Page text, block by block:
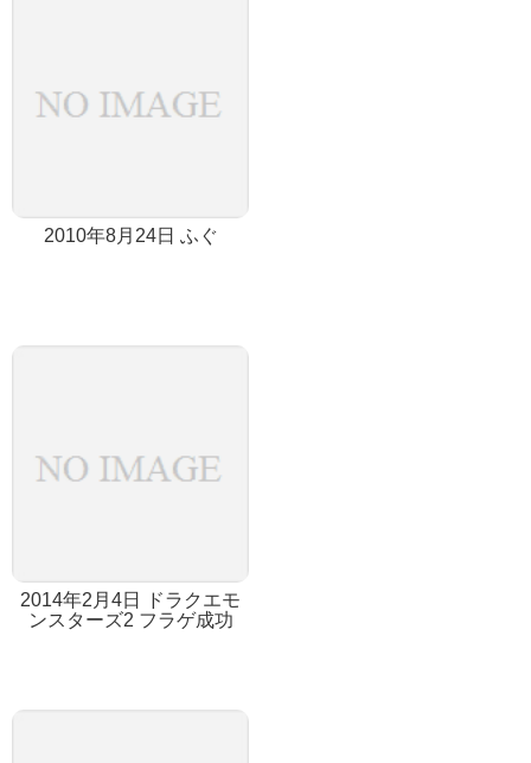
2010年8月24日 ふぐ
2014年2月4日 ドラクエモ
ンスターズ2 フラゲ成功